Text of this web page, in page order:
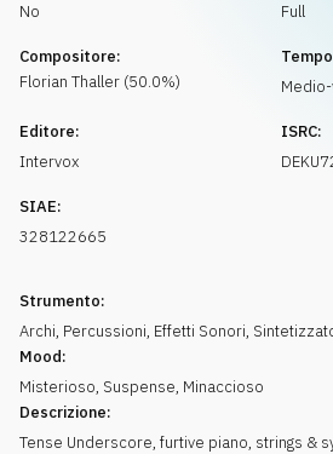
No
Full
Compositore:
Florian Thaller (50.0%)
Editore:
Intervox
ISRC:
SIAE:
328122665
Strumento:
Archi, Percussioni, Effetti Sonori,
Mood:
Misterioso, Suspense, Minaccioso
Descrizione:
Tense Underscore, furtive piano, strings &